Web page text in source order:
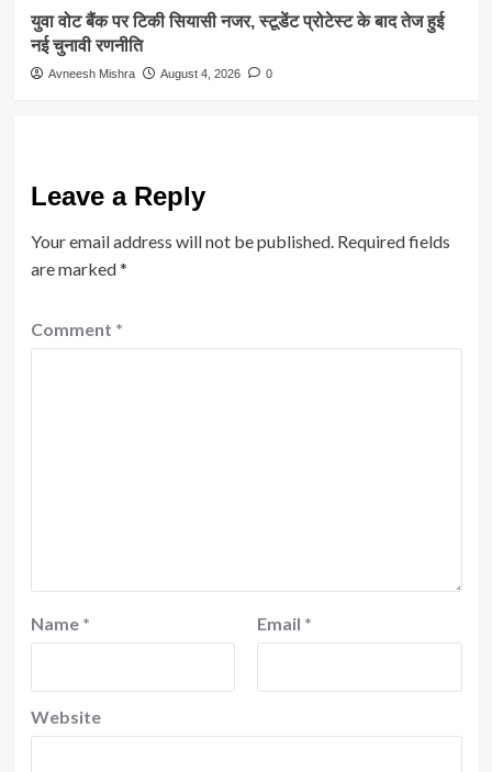
युवा वोट बैंक पर टिकी सियासी नजर, स्टूडेंट प्रोटेस्ट के बाद तेज हुई
नई चुनावी रणनीति
Avneesh Mishra August 4, 2026 0
Leave a Reply
Your email address will not be published. Required fields
are marked*
Comment *
Name * Email *
Website